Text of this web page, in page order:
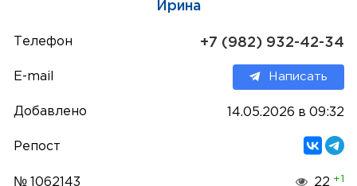
Ирина
Телефон +7 (982) 932-42-34
E-mail Написать
Добавлено 14.05.2026 в 09:32
Репост
№ 1062143 22 +1